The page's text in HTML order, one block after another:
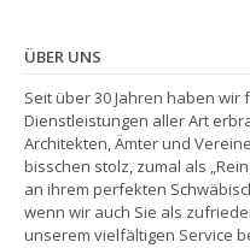
ÜBER UNS
Seit über 30 Jahren haben
Dienstleistungen aller Art
Architekten, Ämter und
bisschen stolz, zumal als
an ihrem perfekten
wenn wir auch Sie als
unserem vielfältigen Service